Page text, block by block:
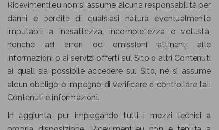
Ricevimenti.eu non si assume alcuna responsabilità per
danni e perdite di qualsiasi natura eventualmente
imputabili a inesattezza, incompletezza o vetustà,
nonché ad errori od omissioni attinenti alle
informazioni o ai servizi offerti sul Sito o altri Contenuti
ai quali sia possibile accedere sul Sito, né si assume
alcun obbligo o impegno di verificare o controllare tali
Contenuti e informazioni.
In aggiunta, pur impiegando tutti i mezzi tecnici a